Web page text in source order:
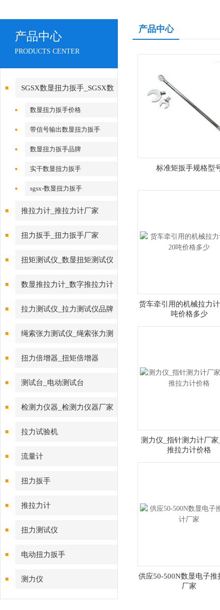
产品中心
PRODUCTS CENTER
SGSX数显扭力扳手_SGSX数
显扭力扳手
数显扭力扳手价格
带信号输出数显扭力扳手
数显扭力扳手品牌
实干数显扭力扳手
sgsx-数显扭力扳手
推拉力计_推拉力计厂家
扭力扳手_扭力扳手厂家
扭矩测试仪_数显扭矩测试仪
数显推拉力计_数字推拉力计
拉力测试仪_拉力测试仪品牌
绳索张力测试仪_绳索张力测
试仪
扭力倍增器_扭矩倍增器
测试台_电动测试台
检测力仪器_检测力仪器厂家
拉力试验机
流量计
扭力扳手
推拉力计
扭力测试仪
电动扭力扳手
测力仪
产品中心
标准矩扳手规格型
货车牵引用的机械拉力
吨价格多少
测力仪_指针测力计厂家
推拉力计价格
供应50-500N数显电子推
厂家